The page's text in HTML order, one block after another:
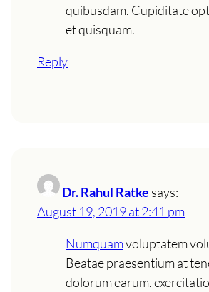
quibusdam. Cupiditate
et quisquam.
Reply
Dr. Rahul Ratke says:
August 19, 2019 at 2:41 pm
Numquamvoluptatem
Beatae praesentium at
dolorum earum.